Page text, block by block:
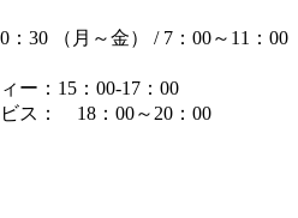
月～金） / 7：00～11：00
15：00-17：00
18：00～20：00